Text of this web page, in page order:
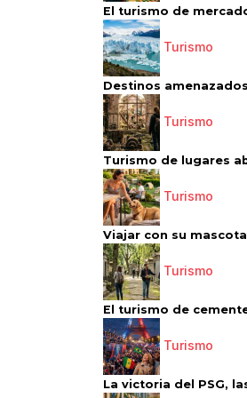
El turismo de
Turismo
Destinos
Turismo
Turismo de lugares
Turismo
Viajar con su
Turismo
El turismo de
Turismo
La victoria del PSG,